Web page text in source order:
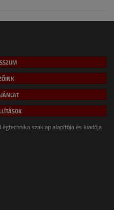
szaklap alapítója és kiadója